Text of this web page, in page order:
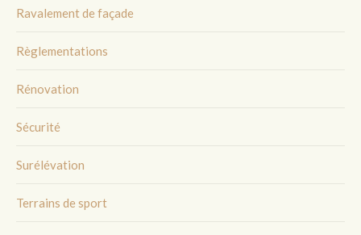
Ravalement de façade
Règlementations
Rénovation
Sécurité
Surélévation
Terrains de sport